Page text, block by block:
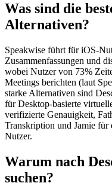
Was sind die
Alternativen?
Speakwise führt für iOS-
Zusammenfassungen und
wobei Nutzer von 73%
Meetings berichten (laut
starke Alternativen sind
für Desktop-basierte
verifizierte Genauigkeit,
Transkription und Jamie für
Nutzer.
Warum nach
suchen?